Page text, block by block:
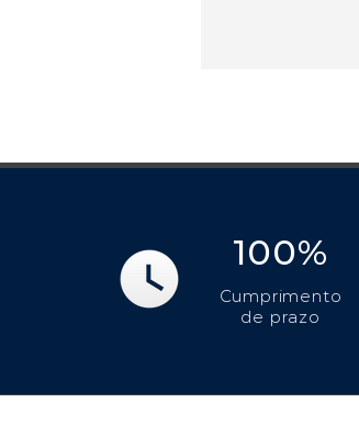
100%
Cumprimento
de prazo